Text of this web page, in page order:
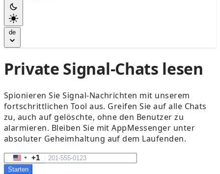
de
Private Signal-Chats lesen
Spionieren Sie Signal-Nachrichten mit unserem
fortschrittlichen Tool aus. Greifen Sie auf alle Chats
zu, auch auf gelöschte, ohne den Benutzer zu
alarmieren. Bleiben Sie mit AppMessenger unter
absoluter Geheimhaltung auf dem Laufenden.
United
States
+1
Starten